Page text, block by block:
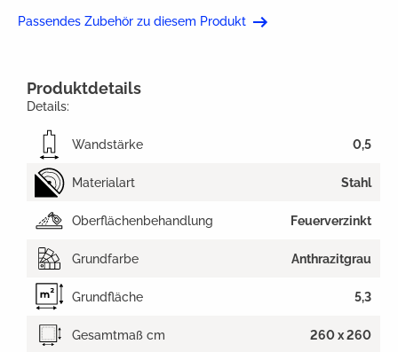
Passendes Zubehör zu diesem Produkt
Produktdetails
Details:
Wandstärke 0,5
Materialart Stahl
Oberflächenbehandlung Feuerverzinkt
Grundfarbe Anthrazitgrau
Grundfläche 5,3
Gesamtmaß cm 260 x 260